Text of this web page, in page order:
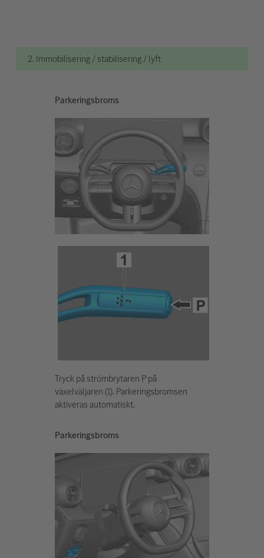
2. Immobilisering / stabilisering / lyft
Parkeringsbroms
Tryck på strömbrytaren P på
växelväljaren (1). Parkeringsbromsen
aktiveras automatiskt.
Parkeringsbroms